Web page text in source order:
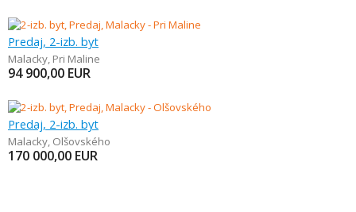
Predaj, 2-izb. byt
Malacky, Pri Maline
94 900,00 EUR
Predaj, 2-izb. byt
Malacky, Olšovského
170 000,00 EUR